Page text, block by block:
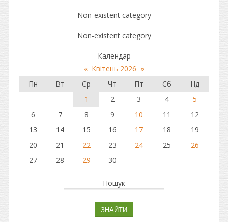
Non-existent category
Non-existent category
Календар
« Квітень 2026 »
Пн
Вт Ср Чт Пт Сб
Нд
1
2 3 4
5
6
7 8 9 10 11
12
13
14 15 16 17 18
19
20
21 22 23 24 25
26
27
28 29 30
Пошук